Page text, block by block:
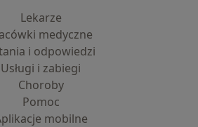
Lekarze
medyczne
i odpowiedzi
Usługi i zabiegi
Choroby
Pomoc
mobilne